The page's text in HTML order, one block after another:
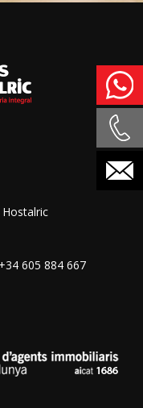
Hostalric
+34 605 884 667